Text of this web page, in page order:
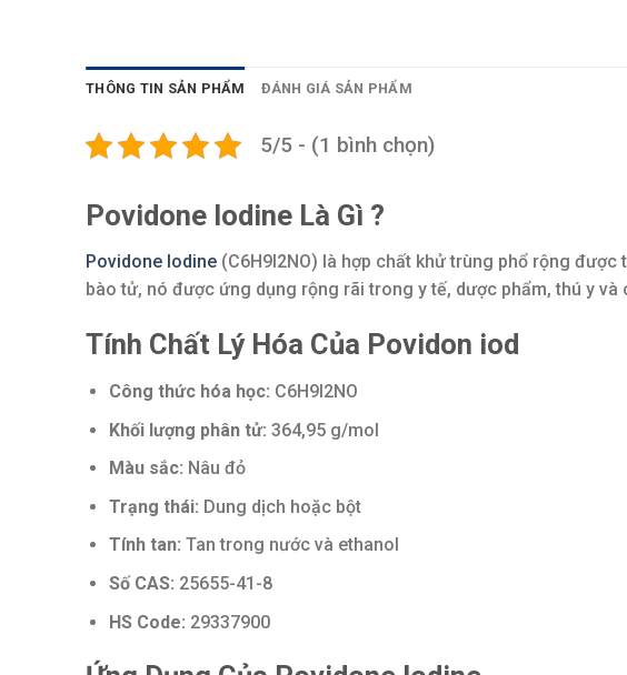
THÔNG TIN SẢN PHẨM ĐÁNH GIÁ SẢN PHẨM
5/5 - (1 bình chọn)
Povidone Iodine Là Gì ?
Povidone Iodine (C6H9I2NO) là hợp chất khử trùng phổ rộng
bào tử, nó được ứng dụng rộng rãi trong y tế, dược phẩm, thú y và
Tính Chất Lý Hóa Của Povidon iod
Công thức hóa học: C6H9I2NO
Khối lượng phân tử: 364,95 g/mol
Màu sắc: Nâu đỏ
Trạng thái: Dung dịch hoặc bột
Tính tan: Tan trong nước và ethanol
Số CAS: 25655-41-8
HS Code: 29337900